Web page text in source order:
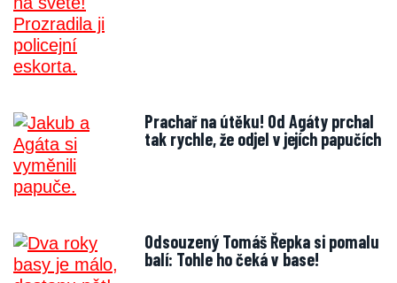
Prachař na útěku! Od Agáty prchal
tak rychle, že odjel v jejích papučích
Odsouzený Tomáš Řepka si pomalu
balí: Tohle ho čeká v base!